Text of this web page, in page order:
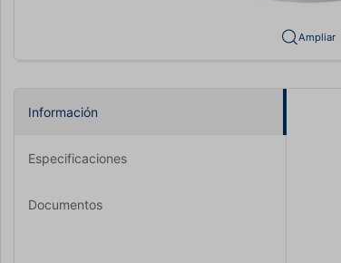
Ampliar
Información
Especificaciones
Documentos